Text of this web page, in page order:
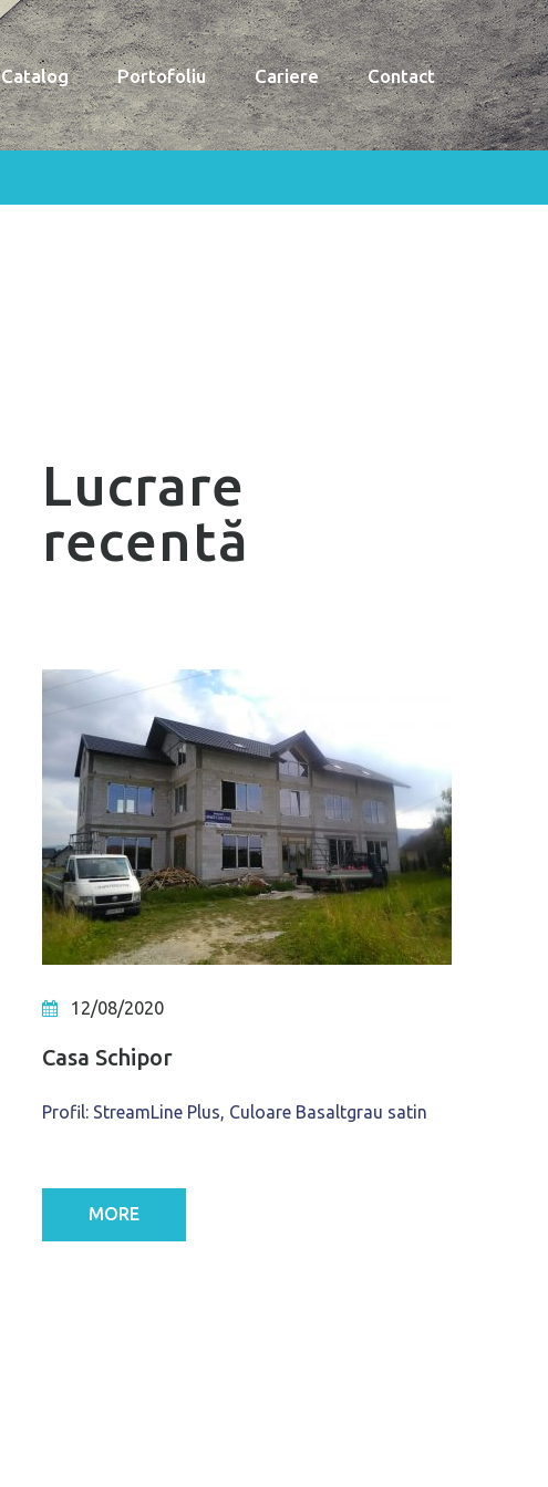
Catalog Portofoliu Cariere Contact
Lucrare
recentă
12/08/2020
Casa Schipor
Profil: StreamLine Plus, Culoare Basaltgrau satin
MORE